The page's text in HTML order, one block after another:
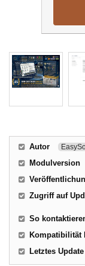
Autor
Modulversion
Zugriff auf
So
Kompatibilität
Letztes Update